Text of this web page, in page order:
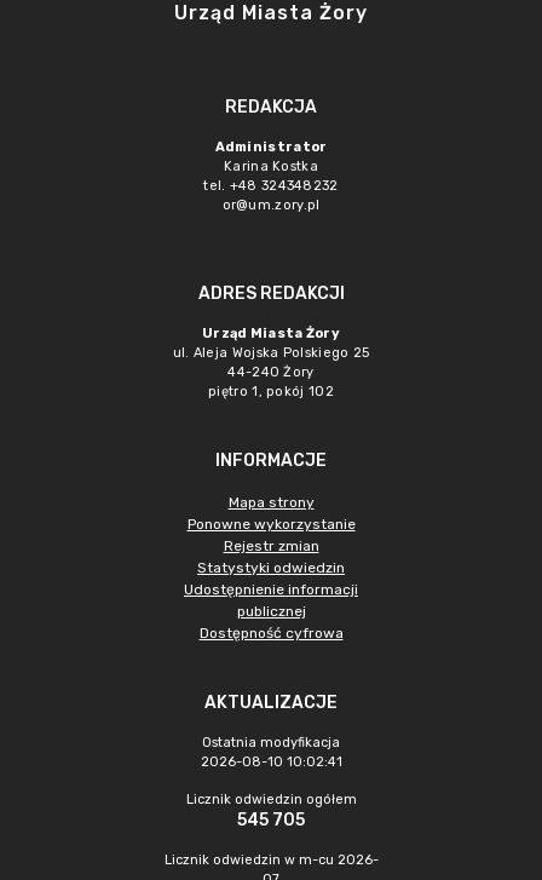
Urząd Miasta Żory
REDAKCJA
Administrator
Karina Kostka
tel. +48 324348232
or@um.zory.pl
ADRES REDAKCJI
Urząd Miasta Żory
ul. Aleja Wojska Polskiego 25
44-240 Żory
piętro 1, pokój 102
INFORMACJE
Mapa strony
Ponowne wykorzystanie
Rejestr zmian
Statystyki odwiedzin
Udostępnienie informacji
publicznej
Dostępność cyfrowa
AKTUALIZACJE
Ostatnia modyfikacja
2026-08-10 10:02:41
Licznik odwiedzin ogółem
545 705
Licznik odwiedzin w m-cu 2026-